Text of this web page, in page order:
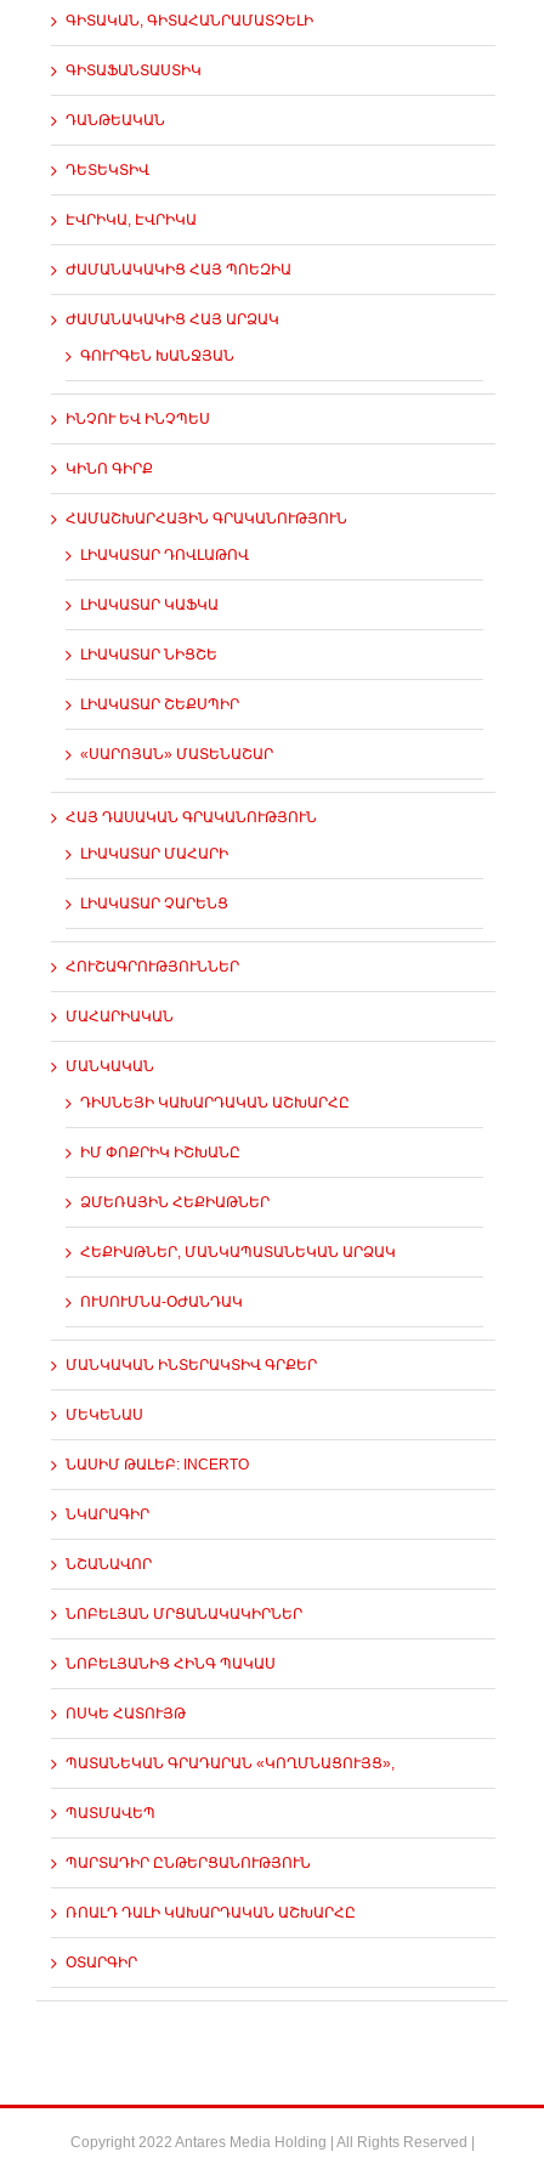
ԳԻՏԱԿԱՆ, ԳԻՏԱՀԱՆՐԱՄԱՏՉԵԼԻ
ԳԻՏԱՖԱՆՏԱՍՏԻԿ
ԴԱՆԹԵԱԿԱՆ
ԴԵՏԵԿՏԻՎ
ԷՎՐԻԿԱ, ԷՎՐԻԿԱ
ԺԱՄԱՆԱԿԱԿԻՑ ՀԱՅ ՊՈԵԶԻԱ
ԺԱՄԱՆԱԿԱԿԻՑ ՀԱՅ ԱՐՁԱԿ
ԳՈՒՐԳԵՆ ԽԱՆՋՅԱՆ
ԻՆՉՈՒ ԵՎ ԻՆՉՊԵՍ
ԿԻՆՈ ԳԻՐՔ
ՀԱՄԱՇԽԱՐՀԱՅԻՆ ԳՐԱԿԱՆՈՒԹՅՈՒՆ
ԼԻԱԿԱՏԱՐ ԴՈՎԼԱԹՈՎ
ԼԻԱԿԱՏԱՐ ԿԱՖԿԱ
ԼԻԱԿԱՏԱՐ ՆԻՑՇԵ
ԼԻԱԿԱՏԱՐ ՇԵՔՍՊԻՐ
«ՍԱՐՈՅԱՆ» ՄԱՏԵՆԱՇԱՐ
ՀԱՅ ԴԱՍԱԿԱՆ ԳՐԱԿԱՆՈՒԹՅՈՒՆ
ԼԻԱԿԱՏԱՐ ՄԱՀԱՐԻ
ԼԻԱԿԱՏԱՐ ՉԱՐԵՆՑ
ՀՈՒՇԱԳՐՈՒԹՅՈՒՆՆԵՐ
ՄԱՀԱՐԻԱԿԱՆ
ՄԱՆԿԱԿԱՆ
ԴԻՍՆԵՅԻ ԿԱԽԱՐԴԱԿԱՆ ԱՇԽԱՐՀԸ
ԻՄ ՓՈՔՐԻԿ ԻՇԽԱՆԸ
ՁՄԵՌԱՅԻՆ ՀԵՔԻԱԹՆԵՐ
ՀԵՔԻԱԹՆԵՐ, ՄԱՆԿԱՊԱՏԱՆԵԿԱՆ ԱՐՁԱԿ
ՈՒՍՈՒՄՆԱ-ՕԺԱՆԴԱԿ
ՄԱՆԿԱԿԱՆ ԻՆՏԵՐԱԿՏԻՎ ԳՐՔԵՐ
ՄԵԿԵՆԱՍ
ՆԱՍԻՄ ԹԱԼԵԲ: INCERTO
ՆԿԱՐԱԳԻՐ
ՆՇԱՆԱՎՈՐ
ՆՈԲԵԼՅԱՆ ՄՐՑԱՆԱԿԱԿԻՐՆԵՐ
ՆՈԲԵԼՅԱՆԻՑ ՀԻՆԳ ՊԱԿԱՍ
ՈՍԿԵ ՀԱՏՈՒՅԹ
ՊԱՏԱՆԵԿԱՆ ԳՐԱԴԱՐԱՆ «ԿՈՂՄՆԱՑՈՒՅՑ»,
ՊԱՏՄԱՎԵՊ
ՊԱՐՏԱԴԻՐ ԸՆԹԵՐՑԱՆՈՒԹՅՈՒՆ
ՌՈԱԼԴ ԴԱԼԻ ԿԱԽԱՐԴԱԿԱՆ ԱՇԽԱՐՀԸ
ՕՏԱՐԳԻՐ
Copyright 2022 Antares Media Holding | All Rights Reserved |